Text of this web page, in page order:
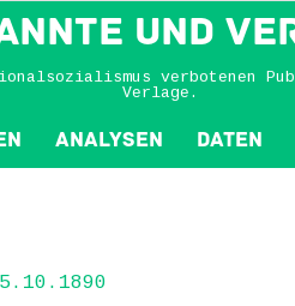
und
verbotenen
Verlage.
Analysen Daten